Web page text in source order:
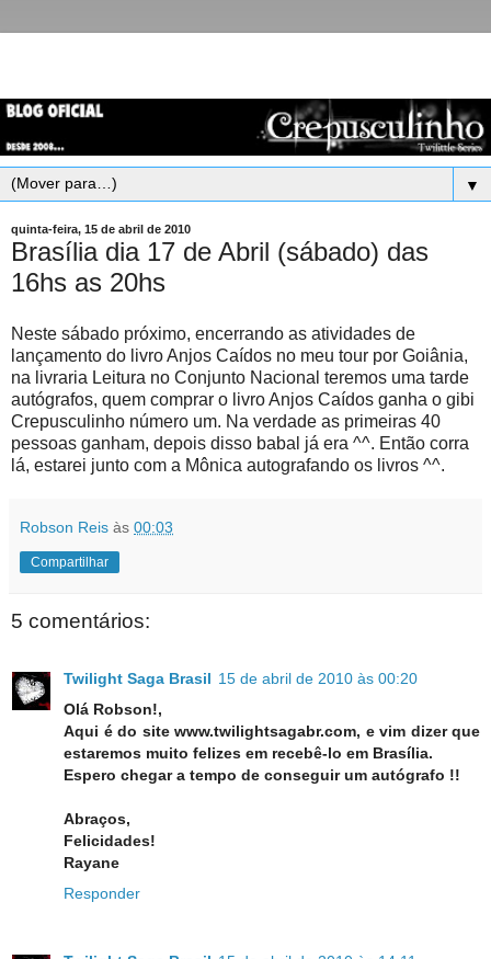
▼
quinta-feira, 15 de abril de 2010
Brasília dia 17 de Abril (sábado) das
16hs as 20hs
Neste sábado próximo, encerrando as atividades de
lançamento do livro Anjos Caídos no meu tour por Goiânia,
na livraria Leitura no Conjunto Nacional teremos uma tarde
autógrafos, quem comprar o livro Anjos Caídos ganha o gibi
Crepusculinho número um. Na verdade as primeiras 40
pessoas ganham, depois disso babal já era ^^. Então corra
lá, estarei junto com a Mônica autografando os livros ^^.
Robson Reis às 00:03
Compartilhar
5 comentários:
Twilight Saga Brasil 15 de abril de 2010 às 00:20
Olá Robson!,
Aqui é do site www.twilightsagabr.com, e vim dizer que
estaremos muito felizes em recebê-lo em Brasília.
Espero chegar a tempo de conseguir um autógrafo !!
Abraços,
Felicidades!
Rayane
Responder